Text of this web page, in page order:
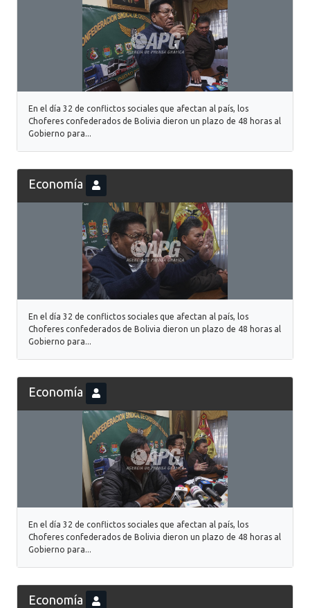
En el día 32 de conflictos sociales que afectan al país, los
Choferes confederados de Bolivia dieron un plazo de 48 horas al
Gobierno para...
Economía
En el día 32 de conflictos sociales que afectan al país, los
Choferes confederados de Bolivia dieron un plazo de 48 horas al
Gobierno para...
Economía
En el día 32 de conflictos sociales que afectan al país, los
Choferes confederados de Bolivia dieron un plazo de 48 horas al
Gobierno para...
Economía